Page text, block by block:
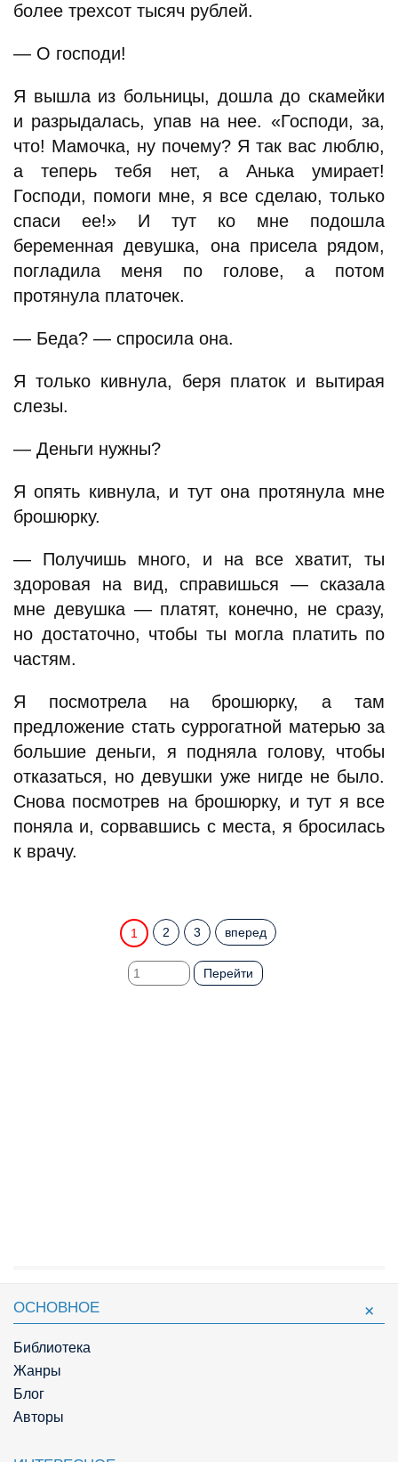
более трехсот тысяч рублей.
— О господи!
Я вышла из больницы, дошла до скамейки
и разрыдалась, упав на нее. «Господи, за,
что! Мамочка, ну почему? Я так вас люблю,
а теперь тебя нет, а Анька умирает!
Господи, помоги мне, я все сделаю, только
спаси ее!» И тут ко мне подошла
беременная девушка, она присела рядом,
погладила меня по голове, а потом
протянула платочек.
— Беда? — спросила она.
Я только кивнула, беря платок и вытирая
слезы.
— Деньги нужны?
Я опять кивнула, и тут она протянула мне
брошюрку.
— Получишь много, и на все хватит, ты
здоровая на вид, справишься — сказала
мне девушка — платят, конечно, не сразу,
но достаточно, чтобы ты могла платить по
частям.
Я посмотрела на брошюрку, а там
предложение стать суррогатной матерью за
большие деньги, я подняла голову, чтобы
отказаться, но девушки уже нигде не было.
Снова посмотрев на брошюрку, и тут я все
поняла и, сорвавшись с места, я бросилась
к врачу.
1 2 3 вперед
Перейти
ОСНОВНОЕ
Библиотека
Жанры
Блог
Авторы